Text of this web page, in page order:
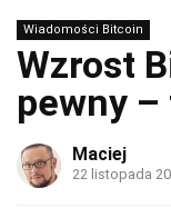
Wiadomości Bitcoin
Wzrost
pewny
Maciej
22 listopada